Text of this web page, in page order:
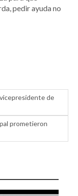
pedir ayuda no
de
prometieron